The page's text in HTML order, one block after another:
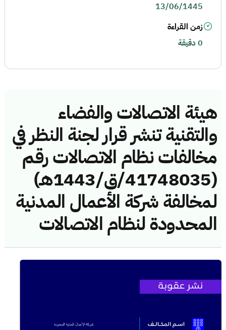
هيئة الاتصالات والفضاء
والتقنية تنشر قرار لجنة النظر في
مخالفات نظام الاتصالات رقم
(41748035/ق/1443هـ)
لمخالفة شركة الأعمال المدنية
المحدودة لنظام الاتصالات
13/06/1445
زمن القراءة
0 دقيقة